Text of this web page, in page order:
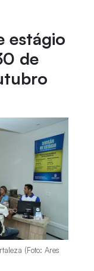
estágio
de
(Foto: Ares